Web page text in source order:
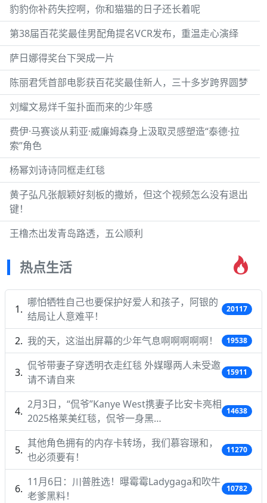
豹豹你补药失控啊，你和猫猫的日子还长着呢
第38届百花奖最佳男配角提名VCR发布，重温走心演绎
萨日娜得奖台下哭成一片
陈丽君凭首部电影获百花奖最佳新人，三十多岁跨界圆梦
刘耀文易烊千玺扑面而来的少年感
费伊·马赛谈从莉亚·威廉姆森身上汲取灵感塑造“泰德·拉
索”角色
杨幂刘诗诗同框走红毯
黄子弘凡张靓颖好刻板的撒娇，但这个视频怎么没有退出
键！
王橹杰出发青岛路透，五公顺利
热点生活
哪怕牺牲自己也要保护好爱人和孩子，阿银的
结局让人意难平！
20117
我的天，这溢出屏幕的少年气息啊啊啊啊啊！ 19538
侃爷带妻子穿透明衣走红毯 外媒曝两人未受邀
请不请自来
15911
2月3日，“侃爷”Kanye West携妻子比安卡亮相
2025格莱美红毯，侃爷一身黑…
14638
其他角色拥有的内存卡转场，我们慕容璟和，
也必须要有！
11270
11月6日：川普胜选！曝霉霉Ladygaga和吹牛
老爹黑料！
10782